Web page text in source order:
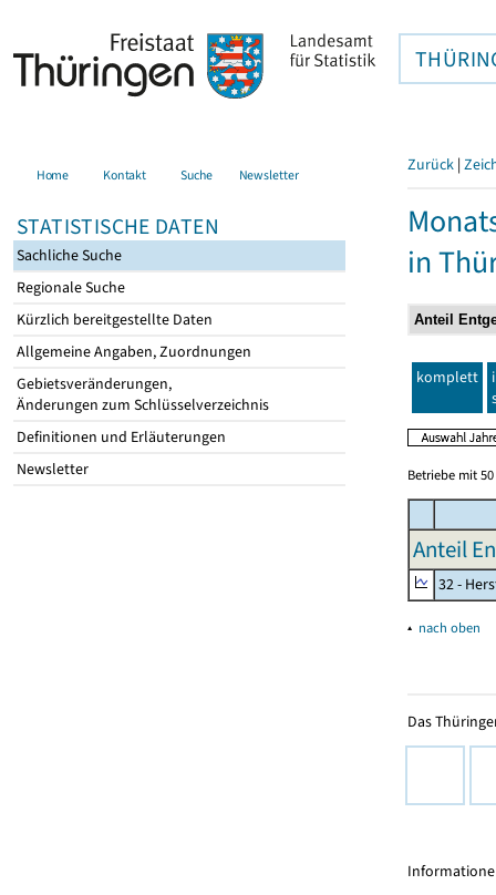
Home Kontakt Suche Newsletter
STATISTISCHE DATEN
Sachliche Suche
Regionale Suche
Kürzlich bereitgestellte Daten
Allgemeine Angaben, Zuordnungen
Gebietsveränderungen,
Änderungen zum Schlüsselverzeichnis
Definitionen und Erläuterungen
Newsletter
Zurück |
in
komplett
Betriebe mit
Anteil
32 -
▴ nach oben
Das